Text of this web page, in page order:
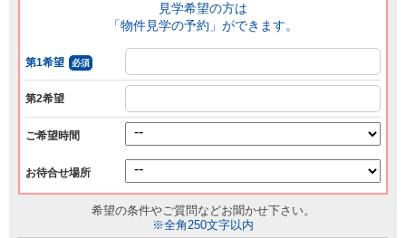
見学希望の方は
「物件見学の予約」ができます。
第1希望 必須
第2希望
ご希望時間
お待合せ場所
希望の条件やご質問などお聞かせ下さい。
※全角250文字以内